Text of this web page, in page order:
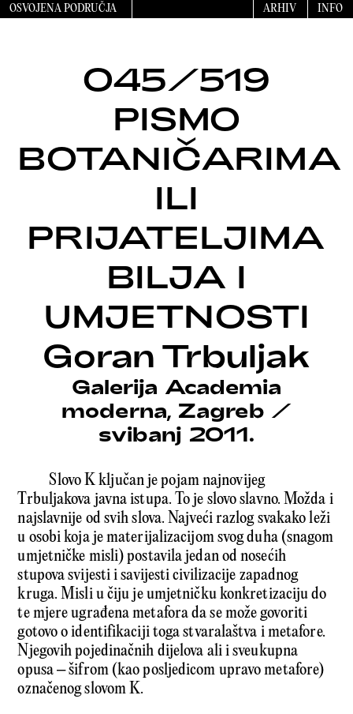
OSVOJENA PODRUČJA ARHIV INFO
045/519
PISMO
BOTANIČARIMA
ILI
PRIJATELJIMA
BILJA I
UMJETNOSTI
Goran Trbuljak
Galerija Academia
moderna, Zagreb /
svibanj 2011.
Slovo K ključan je pojam najnovijeg
Trbuljakova javna istupa. To je slovo slavno. Možda i
najslavnije od svih slova. Najveći razlog svakako leži
u osobi koja je materijalizacijom svog duha (snagom
umjetničke misli) postavila jedan od nosećih
stupova svijesti i savijesti civilizacije zapadnog
kruga. Misli u čiju je umjetničku konkretizaciju do
te mjere ugrađena metafora da se može govoriti
gotovo o identifikaciji toga stvaralaštva i metafore.
Njegovih pojedinačnih dijelova ali i sveukupna
opusa – šifrom (kao posljedicom upravo metafore)
označenog slovom K.